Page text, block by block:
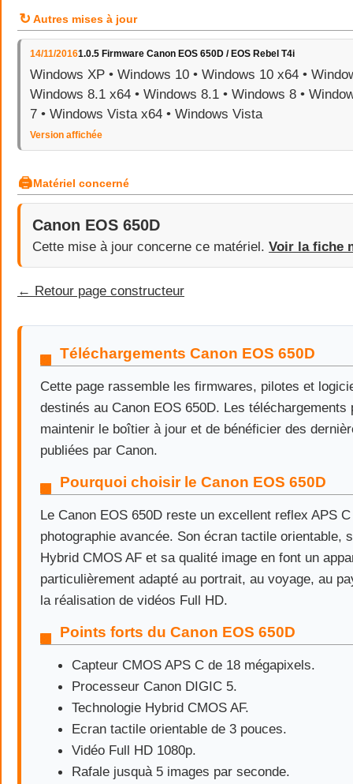
↻ Autres mises à jour
14/11/20161.0.5 Firmware Canon EOS 650D / EOS Rebel T4i
Windows XP • Windows 10 • Windows 10 x64 •
Windows 8.1 x64 • Windows 8.1 • Windows 8 •
7 • Windows Vista x64 • Windows Vista
Version affichée
🖨Matériel concerné
Canon EOS 650D
Cette mise à jour concerne ce matériel. Voir la fiche
← Retour page constructeur
Téléchargements Canon EOS 650D
Cette page rassemble les firmwares, pilotes et
destinés au Canon EOS 650D. Les téléchargements
maintenir le boîtier à jour et de bénéficier des
publiées par Canon.
Pourquoi choisir le Canon EOS 650D
Le Canon EOS 650D reste un excellent reflex APS
photographie avancée. Son écran tactile orientable,
Hybrid CMOS AF et sa qualité image en font un
particulièrement adapté au portrait, au voyage, au
la réalisation de vidéos Full HD.
Points forts du Canon EOS 650D
Capteur CMOS APS C de 18 mégapixels.
Processeur Canon DIGIC 5.
Technologie Hybrid CMOS AF.
Ecran tactile orientable de 3 pouces.
Vidéo Full HD 1080p.
Rafale jusquà 5 images par seconde.